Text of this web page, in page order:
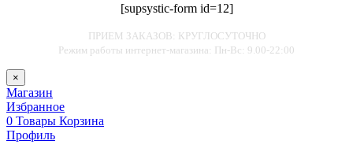
[supsystic-form id=12]
ПРИЕМ ЗАКАЗОВ: КРУГЛОСУТОЧНО
Режим работы интернет-магазина: Пн-Вс: 9.00-22:00
×
Магазин
Избранное
0 Товары Корзина
Профиль